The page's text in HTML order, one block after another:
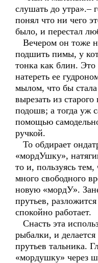
слушать до утра».–
понял что ни чего
было, и перестал
Вечером он тоже
подшить пимы, у
тонка как блин. Это
натереть ее
мылом, что бы стала
вырезать из старого
подошв; а тогда уж
помощью
ручкой.
То обдирает
«мордУшку»,
то и, пользуясь
много свободного
новую «мордУ».
прутьев,
спокойно работает.
Снасть эта
рыбалки, и
прутьев тальника.
«мордушку» через